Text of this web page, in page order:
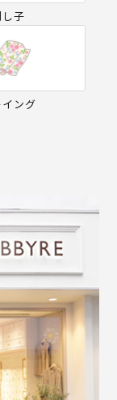
し子
ング